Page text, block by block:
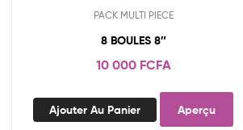
options
être
choisies
la
PACK MULTI PIECE
8 BOULES 8″
10 000 FCFA
Ajouter Au Panier Aperçu